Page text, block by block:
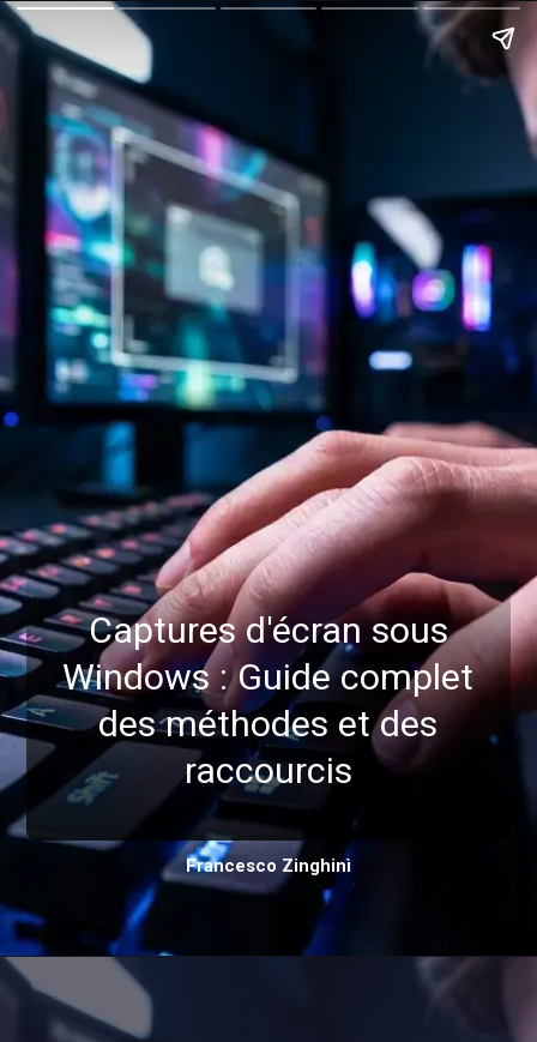
Captures d'écran sous
Windows : Guide complet
des méthodes et des
raccourcis
Francesco Zinghinì